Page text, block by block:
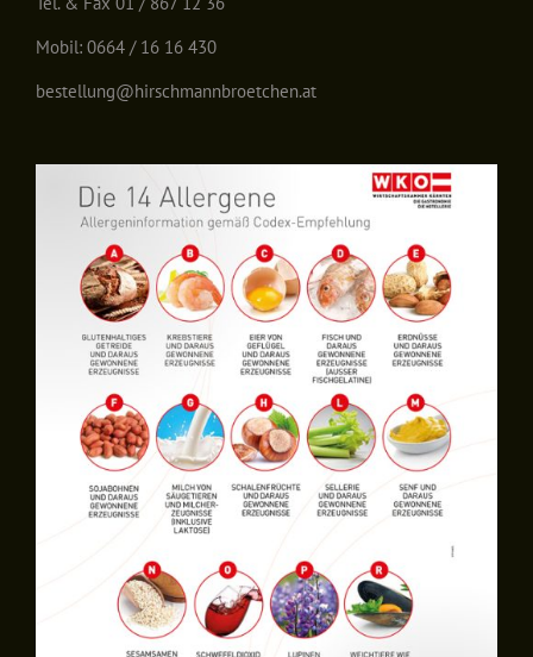
Mobil: 0664 / 16 16 430
bestellung@hirschmannbroetchen.at